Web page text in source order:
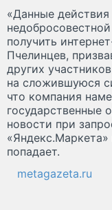
«Данные
получить
Пчелинцев,
других
на сложившуюся
что компания
государственные
новости при
попадает.
metagazeta.ru